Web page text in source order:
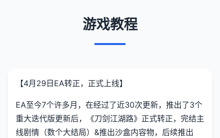
游戏教程
【4月29日EA转正，正式上线】
EA至今7个许多月，在经过了近30次更新，推出了3个
重大迭代版更新后，《刀剑江湖路》正式转正，完结主
线剧情（数个大结局）&推出沙盒内容物，后续推出